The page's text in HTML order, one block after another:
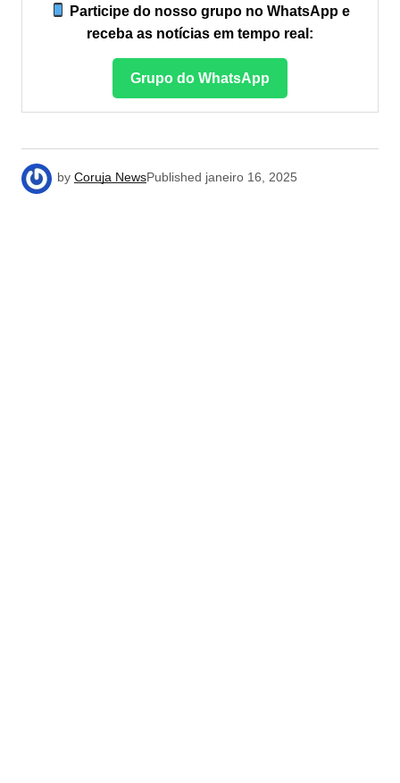
Participe do nosso grupo no WhatsApp e
receba as notícias em tempo real:
Grupo do WhatsApp
by Coruja NewsPublished janeiro 16, 2025